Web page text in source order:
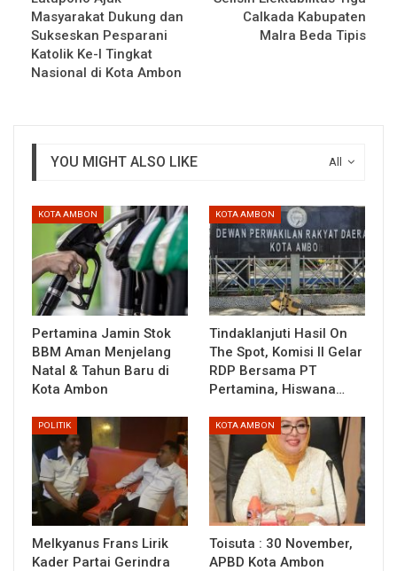
Masyarakat Dukung dan
Sukseskan Pesparani
Katolik Ke-I Tingkat
Nasional di Kota Ambon
Calkada Kabupaten
Malra Beda Tipis
All
YOU MIGHT ALSO LIKE
KOTA AMBON
Pertamina Jamin Stok
BBM Aman Menjelang
Natal & Tahun Baru di
Kota Ambon
KOTA AMBON
Tindaklanjuti Hasil On
The Spot, Komisi II Gelar
RDP Bersama PT
Pertamina, Hiswana…
POLITIK
Melkyanus Frans Lirik
Kader Partai Gerindra
KOTA AMBON
Toisuta : 30 November,
APBD Kota Ambon